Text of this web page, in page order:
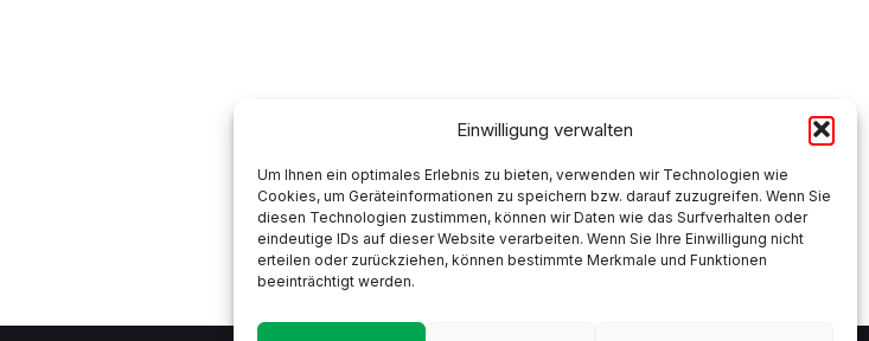
Einwilligung verwalten
Um Ihnen ein optimales Erlebnis zu bieten, verwenden wir Technologien wie
Cookies, um Geräteinformationen zu speichern bzw. darauf zuzugreifen. Wenn Sie
diesen Technologien zustimmen, können wir Daten wie das Surfverhalten oder
eindeutige IDs auf dieser Website verarbeiten. Wenn Sie Ihre Einwilligung nicht
erteilen oder zurückziehen, können bestimmte Merkmale und Funktionen
beeinträchtigt werden.